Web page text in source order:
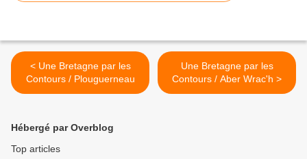
< Une Bretagne par les
Contours / Plouguerneau
Une Bretagne par les
Contours / Aber Wrac'h >
Hébergé par Overblog
Top articles